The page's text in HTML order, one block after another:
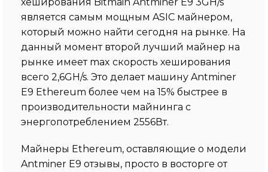
является самым мощным ASIC майнером,
который можно найти сегодня на рынке. На
данный момент второй лучший майнер на
рынке имеет max скорость хеширования
всего 2,6GH/s. Это делает машину Antminer
E9 Ethereum более чем на 15% быстрее в
производительности майнинга с
энергопотреблением 2556Вт.
Майнеры Ethereum, оставляющие о модели
Antminer E9 отзывы, просто в восторге от